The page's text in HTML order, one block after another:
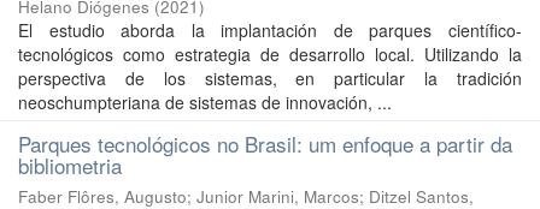
Helano Diógenes (2021)
El estudio aborda la implantación de parques científico-
tecnológicos como estrategia de desarrollo local. Utilizando la
perspectiva de los sistemas, en particular la tradición
neoschumpteriana de sistemas de innovación, ...
Parques tecnológicos no Brasil: um enfoque a partir da
bibliometria
Faber Flôres, Augusto; Junior Marini, Marcos; Ditzel Santos,